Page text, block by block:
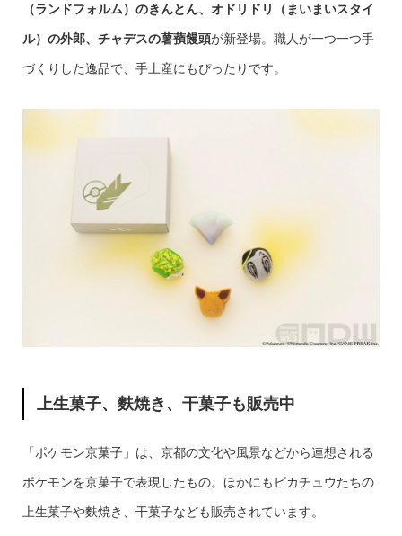
（ランドフォルム）のきんとん、オドリドリ（まいまいスタイ
ル）の外郎、チャデスの薯蕷饅頭が新登場。職人が一つ一つ手
づくりした逸品で、手土産にもぴったりです。
上生菓子、麩焼き、干菓子も販売中
「ポケモン京菓子」は、京都の文化や風景などから連想される
ポケモンを京菓子で表現したもの。ほかにもピカチュウたちの
上生菓子や麩焼き、干菓子なども販売されています。